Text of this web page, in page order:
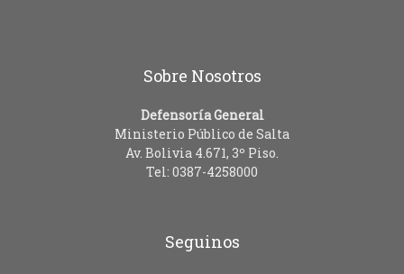
Sobre Nosotros
Defensoría General
Ministerio Público de Salta
Av. Bolivia 4.671, 3º Piso.
Tel: 0387-4258000
Seguinos